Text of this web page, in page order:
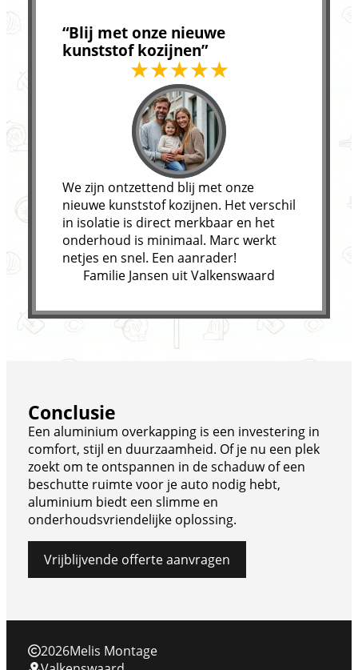
“Blij met onze nieuwe
kunststof kozijnen”
We zijn ontzettend blij met onze
nieuwe kunststof kozijnen. Het verschil
in isolatie is direct merkbaar en het
onderhoud is minimaal. Marc werkt
netjes en snel. Een aanrader!
Familie Jansen uit Valkenswaard
Conclusie
Een aluminium overkapping is een investering in
comfort, stijl en duurzaamheid. Of je nu een plek
zoekt om te ontspannen in de schaduw of een
beschutte ruimte voor je auto nodig hebt,
aluminium biedt een slimme en
onderhoudsvriendelijke oplossing.
Vrijblijvende offerte aanvragen
2026Melis Montage